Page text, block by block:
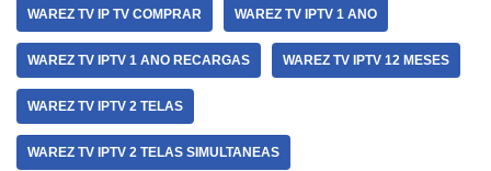
WAREZ TV IP TV COMPRAR WAREZ TV IPTV 1 ANO
WAREZ TV IPTV 1 ANO RECARGAS WAREZ TV IPTV 12 MESES
WAREZ TV IPTV 2 TELAS
WAREZ TV IPTV 2 TELAS SIMULTANEAS